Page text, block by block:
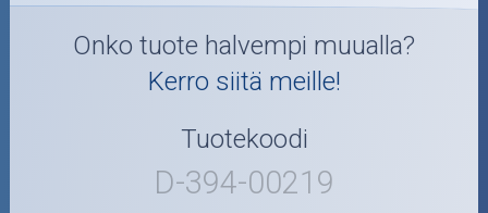
Onko tuote halvempi muualla?
Kerro siitä meille!
Tuotekoodi
D-394-00219